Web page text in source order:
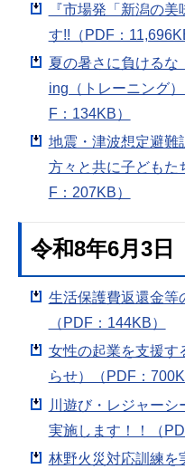
『市場発「新潟の
す!!（PDF：
夏の暑さに負ける
ing（トレーニング
F：134KB）
地震・津波想定避難
方々と共に子どもた
F：207KB）
令和8年6月3日
生活保護費返還金等
（PDF：144KB）
女性の起業を支援す
らせ）（PDF：
川遊び・レジャー
実施します！！（
林野火災対応訓練を